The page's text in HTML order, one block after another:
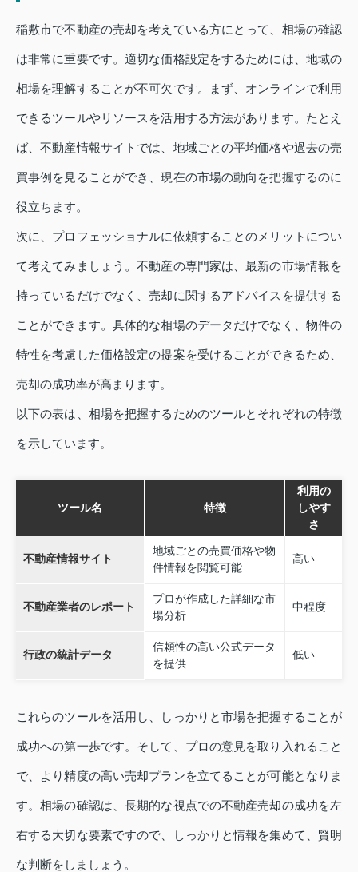
稲敷市で不動産の売却を考えている方にとって、相場の確認
は非常に重要です。適切な価格設定をするためには、地域の
相場を理解することが不可欠です。まず、オンラインで利用
できるツールやリソースを活用する方法があります。たとえ
ば、不動産情報サイトでは、地域ごとの平均価格や過去の売
買事例を見ることができ、現在の市場の動向を把握するのに
役立ちます。
次に、プロフェッショナルに依頼することのメリットについ
て考えてみましょう。不動産の専門家は、最新の市場情報を
持っているだけでなく、売却に関するアドバイスを提供する
ことができます。具体的な相場のデータだけでなく、物件の
特性を考慮した価格設定の提案を受けることができるため、
売却の成功率が高まります。
以下の表は、相場を把握するためのツールとそれぞれの特徴
を示しています。
ツール名 特徴
利用の
しやす
さ
不動産情報サイト
地域ごとの売買価格や物
件情報を閲覧可能
高い
不動産業者のレポート
プロが作成した詳細な市
場分析
中程度
行政の統計データ
信頼性の高い公式データ
を提供
低い
これらのツールを活用し、しっかりと市場を把握することが
成功への第一歩です。そして、プロの意見を取り入れること
で、より精度の高い売却プランを立てることが可能となりま
す。相場の確認は、長期的な視点での不動産売却の成功を左
右する大切な要素ですので、しっかりと情報を集めて、賢明
な判断をしましょう。